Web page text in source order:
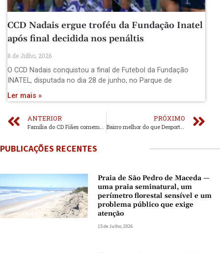
CCD Nadais ergue troféu da Fundação Inatel
após final decidida nos penáltis
8 de Julho, 2026
O CCD Nadais conquistou a final de Futebol da Fundação
INATEL, disputada no dia 28 de junho, no Parque de
Ler mais »
ANTERIOR
Família do CD Fiães comemora 68 anos de vida
PRÓXIMO
Bairro melhor do que Desportivo
PUBLICAÇÕES RECENTES
Praia de São Pedro de Maceda —
uma praia seminatural, um
perímetro florestal sensível e um
problema público que exige
atenção
15 de Julho, 2026